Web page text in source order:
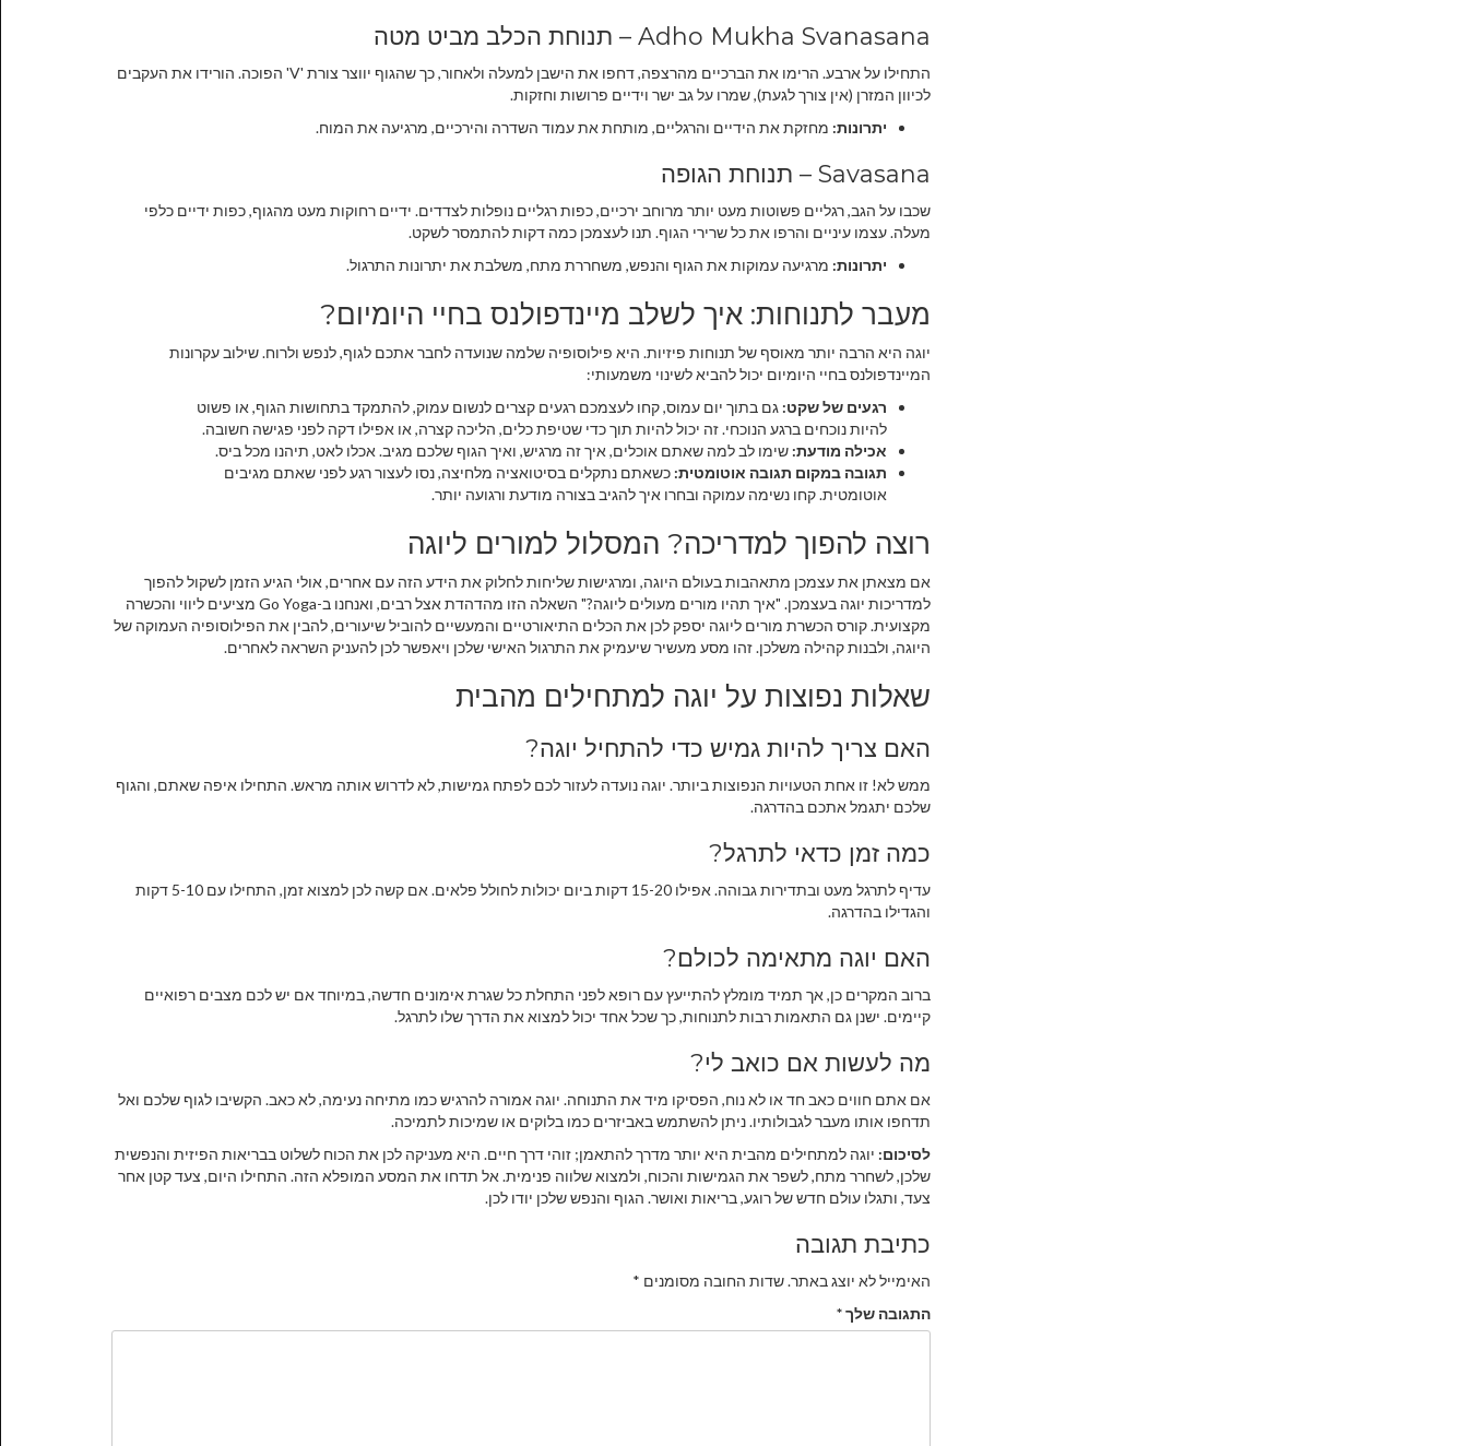
Adho Mukha Svanasana – תנוחת הכלב מביט מטה
התחילו על ארבע. הרימו את הברכיים מהרצפה, דחפו את הישבן למעלה ולאחור, כך שהגוף יווצר צורת 'V' הפוכה. הורידו את העקבים
לכיוון המזרן (אין צורך לגעת), שמרו על גב ישר וידיים פרושות וחזקות.
יתרונות: מחזקת את הידיים והרגליים, מותחת את עמוד השדרה והירכיים, מרגיעה את המוח.
Savasana – תנוחת הגופה
שכבו על הגב, רגליים פשוטות מעט יותר מרוחב ירכיים, כפות רגליים נופלות לצדדים. ידיים רחוקות מעט מהגוף, כפות ידיים כלפי
מעלה. עצמו עיניים והרפו את כל שרירי הגוף. תנו לעצמכן כמה דקות להתמסר לשקט.
יתרונות: מרגיעה עמוקות את הגוף והנפש, משחררת מתח, משלבת את יתרונות התרגול.
מעבר לתנוחות: איך לשלב מיינדפולנס בחיי היומיום?
יוגה היא הרבה יותר מאוסף של תנוחות פיזיות. היא פילוסופיה שלמה שנועדה לחבר אתכם לגוף, לנפש ולרוח. שילוב עקרונות
המיינדפולנס בחיי היומיום יכול להביא לשינוי משמעותי:
רגעים של שקט: גם בתוך יום עמוס, קחו לעצמכם רגעים קצרים לנשום עמוק, להתמקד בתחושות הגוף, או פשוט
להיות נוכחים ברגע הנוכחי. זה יכול להיות תוך כדי שטיפת כלים, הליכה קצרה, או אפילו דקה לפני פגישה חשובה.
אכילה מודעת: שימו לב למה שאתם אוכלים, איך זה מרגיש, ואיך הגוף שלכם מגיב. אכלו לאט, תיהנו מכל ביס.
תגובה במקום תגובה אוטומטית: כשאתם נתקלים בסיטואציה מלחיצה, נסו לעצור רגע לפני שאתם מגיבים
אוטומטית. קחו נשימה עמוקה ובחרו איך להגיב בצורה מודעת ורגועה יותר.
רוצה להפוך למדריכה? המסלול למורים ליוגה
אם מצאתן את עצמכן מתאהבות בעולם היוגה, ומרגישות שליחות לחלוק את הידע הזה עם אחרים, אולי הגיע הזמן לשקול להפוך
למדריכות יוגה בעצמכן. "איך תהיו מורים מעולים ליוגה?" השאלה הזו מהדהדת אצל רבים, ואנחנו ב-Go Yoga מציעים ליווי והכשרה
מקצועית. קורס הכשרת מורים ליוגה יספק לכן את הכלים התיאורטיים והמעשיים להוביל שיעורים, להבין את הפילוסופיה העמוקה של
היוגה, ולבנות קהילה משלכן. זהו מסע מעשיר שיעמיק את התרגול האישי שלכן ויאפשר לכן להעניק השראה לאחרים.
שאלות נפוצות על יוגה למתחילים מהבית
האם צריך להיות גמיש כדי להתחיל יוגה?
ממש לא! זו אחת הטעויות הנפוצות ביותר. יוגה נועדה לעזור לכם לפתח גמישות, לא לדרוש אותה מראש. התחילו איפה שאתם, והגוף
שלכם יתגמל אתכם בהדרגה.
כמה זמן כדאי לתרגל?
עדיף לתרגל מעט ובתדירות גבוהה. אפילו 15-20 דקות ביום יכולות לחולל פלאים. אם קשה לכן למצוא זמן, התחילו עם 5-10 דקות
והגדילו בהדרגה.
האם יוגה מתאימה לכולם?
ברוב המקרים כן, אך תמיד מומלץ להתייעץ עם רופא לפני התחלת כל שגרת אימונים חדשה, במיוחד אם יש לכם מצבים רפואיים
קיימים. ישנן גם התאמות רבות לתנוחות, כך שכל אחד יכול למצוא את הדרך שלו לתרגל.
מה לעשות אם כואב לי?
אם אתם חווים כאב חד או לא נוח, הפסיקו מיד את התנוחה. יוגה אמורה להרגיש כמו מתיחה נעימה, לא כאב. הקשיבו לגוף שלכם ואל
תדחפו אותו מעבר לגבולותיו. ניתן להשתמש באביזרים כמו בלוקים או שמיכות לתמיכה.
לסיכום: יוגה למתחילים מהבית היא יותר מדרך להתאמן; זוהי דרך חיים. היא מעניקה לכן את הכוח לשלוט בבריאות הפיזית והנפשית
שלכן, לשחרר מתח, לשפר את הגמישות והכוח, ולמצוא שלווה פנימית. אל תדחו את המסע המופלא הזה. התחילו היום, צעד קטן אחר
צעד, ותגלו עולם חדש של רוגע, בריאות ואושר. הגוף והנפש שלכן יודו לכן.
כתיבת תגובה
האימייל לא יוצג באתר.שדות החובה מסומנים *
התגובה שלך*